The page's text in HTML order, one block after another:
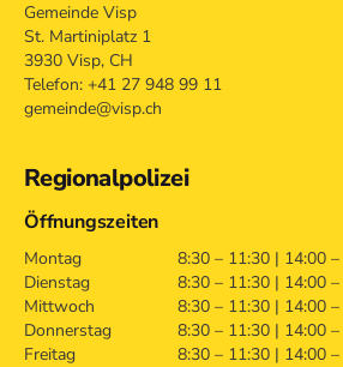
Gemeinde Visp
St. Martiniplatz 1
3930 Visp, CH
Telefon: +41 27 948 99 11
gemeinde@visp.ch
Regionalpolizei
Öffnungszeiten
Montag
8:30 – 11:30 | 14:00
Dienstag
8:30 – 11:30 | 14:00
Mittwoch
8:30 – 11:30 | 14:00
Donnerstag
8:30 – 11:30 | 14:00
Freitag
8:30 – 11:30 | 14:00